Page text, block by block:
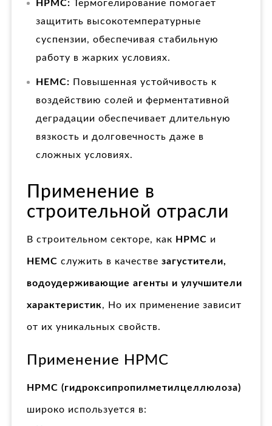
HPMC: Термогелирование помогает
защитить высокотемпературные
суспензии, обеспечивая стабильную
работу в жарких условиях.
HEMC: Повышенная устойчивость к
воздействию солей и ферментативной
деградации обеспечивает длительную
вязкость и долговечность даже в
сложных условиях.
Применение в
строительной отрасли
В строительном секторе, как HPMC и
HEMC служить в качестве загустители,
водоудерживающие агенты и улучшители
характеристик, Но их применение зависит
от их уникальных свойств.
Применение HPMC
HPMC (гидроксипропилметилцеллюлоза)
широко используется в: